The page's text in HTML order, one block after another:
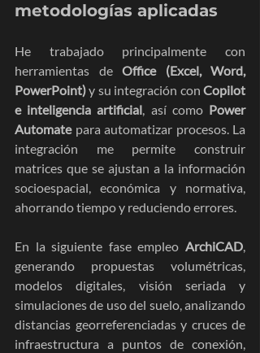
metodologías aplicadas
He trabajado principalmente con
herramientas de Office (Excel, Word,
PowerPoint) y su integración con Copilot
e inteligencia artificial, así como Power
Automate para automatizar procesos. La
integración me permite construir
matrices que se ajustan a la información
socioespacial, económica y normativa,
ahorrando tiempo y reduciendo errores.
En la siguiente fase empleo ArchiCAD,
generando propuestas volumétricas,
modelos digitales, visión seriada y
simulaciones de uso del suelo, analizando
distancias georreferenciadas y cruces de
infraestructura a puntos de conexión,